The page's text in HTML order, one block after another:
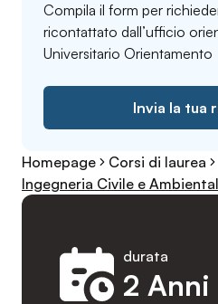
Compila il form per
ricontattato dall’ufficio
Universitario Orientamento
Invia la tua
Homepage
Corsi di laurea
Ingegneria Civile e
2 Anni
durata